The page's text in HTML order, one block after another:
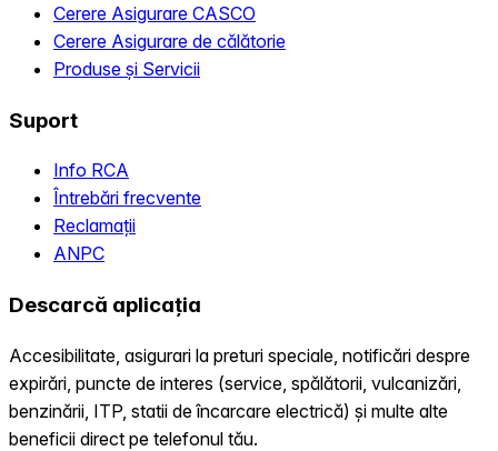
Cerere Asigurare CASCO
Cerere Asigurare de călătorie
Produse și Servicii
Suport
Info RCA
Întrebări frecvente
Reclamații
ANPC
Descarcă aplicația
Accesibilitate, asigurari la preturi speciale, notificări despre
expirări, puncte de interes (service, spălătorii, vulcanizări,
benzinării, ITP, statii de încarcare electrică) și multe alte
beneficii direct pe telefonul tău.